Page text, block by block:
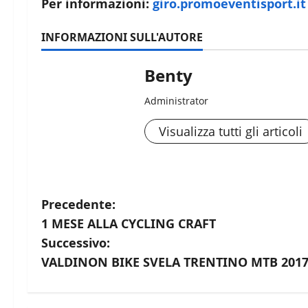
Per informazioni: giro.promoeventisport.it
INFORMAZIONI SULL'AUTORE
Benty
Administrator
Visualizza tutti gli articoli
N
a
v
Precedente:
1 MESE ALLA CYCLING CRAFT
Successivo:
VALDINON BIKE SVELA TRENTINO MTB 2017